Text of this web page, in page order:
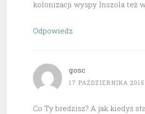
kolonizacji wyspy Inszola też
Odpowiedz
gosc
17 PAŹDZIERNIKA 2015
Co Ty bredzisz? A jak kiedyś